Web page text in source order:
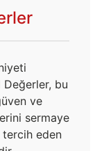
bu
ve
sermaye
tercih eden